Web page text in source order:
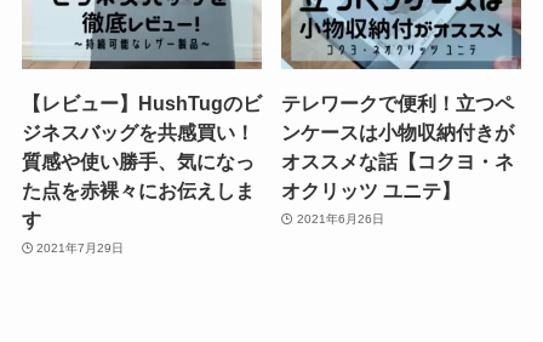
【レビュー】HushTugのビ
ジネスバッグを共感買い！
質感や使い勝手、気になっ
た点を赤裸々にお伝えしま
す
2021年7月29日
テレワークで便利！立つペ
ンケースは小物収納付きが
オススメな話【コクヨ・ネ
オクリッツ ユニテ】
2021年6月26日